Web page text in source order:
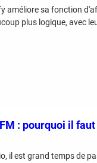
améliore sa fonction
plus logique, avec
: pourquoi il
il est grand temps de